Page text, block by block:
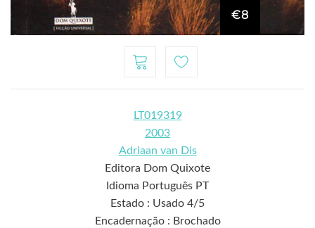
€8
LT019319
2003
Adriaan van Dis
Editora Dom Quixote
Idioma Português PT
Estado : Usado 4/5
Encadernação : Brochado